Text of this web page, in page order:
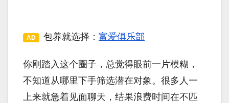
AD 包养就选择： 富爱俱乐部
你刚踏入这个圈子，总觉得眼前一片模糊，
不知道从哪里下手筛选潜在对象。很多人一
上来就急着见面聊天，结果浪费时间在不匹